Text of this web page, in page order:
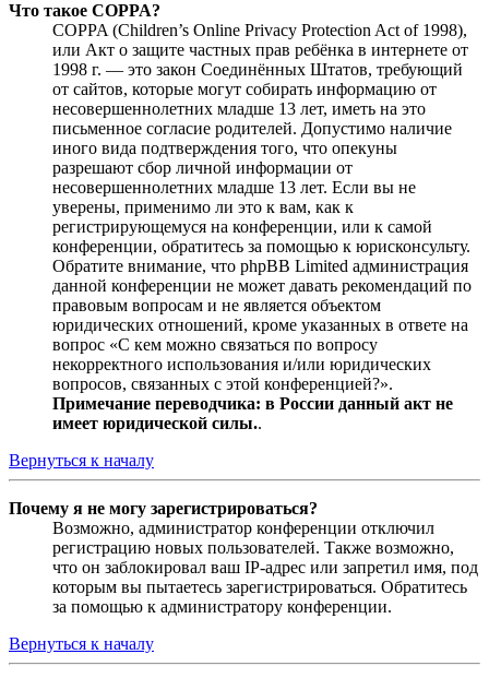
Что такое COPPA?
COPPA (Children’s Online Privacy Protection Act of 1998),
или Акт о защите частных прав ребёнка в интернете от
1998 г. — это закон Соединённых Штатов, требующий
от сайтов, которые могут собирать информацию от
несовершеннолетних младше 13 лет, иметь на это
письменное согласие родителей. Допустимо наличие
иного вида подтверждения того, что опекуны
разрешают сбор личной информации от
несовершеннолетних младше 13 лет. Если вы не
уверены, применимо ли это к вам, как к
регистрирующемуся на конференции, или к самой
конференции, обратитесь за помощью к юрисконсульту.
Обратите внимание, что phpBB Limited администрация
данной конференции не может давать рекомендаций по
правовым вопросам и не является объектом
юридических отношений, кроме указанных в ответе на
вопрос «С кем можно связаться по вопросу
некорректного использования и/или юридических
вопросов, связанных с этой конференцией?».
Примечание переводчика: в России данный акт не
имеет юридической силы..
Вернуться к началу
Почему я не могу зарегистрироваться?
Возможно, администратор конференции отключил
регистрацию новых пользователей. Также возможно,
что он заблокировал ваш IP-адрес или запретил имя, под
которым вы пытаетесь зарегистрироваться. Обратитесь
за помощью к администратору конференции.
Вернуться к началу